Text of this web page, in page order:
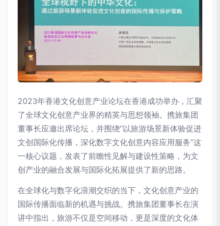
2023年香港文化创意产业论坛在香港成功举办，汇聚
了全球文化创意产业界的精英与思想领袖。携旅集团
董事长应邀出席论坛，并围绕“以旅游场景新体验促进
文创国际化传播，深化数字文化创意内容应用服务”这
一核心议题，发表了前瞻性见解与建设性策略，为文
创产业的融合发展与国际化拓展提供了新的思路。
在全球化与数字化浪潮交织的当下，文化创意产业的
国际传播面临新的机遇与挑战。携旅集团董事长在演
讲中指出，旅游不仅是空间移动，更是深度的文化体